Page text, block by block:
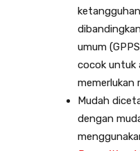
umum
cocok untuk
memerlukan
Mudah
dengan